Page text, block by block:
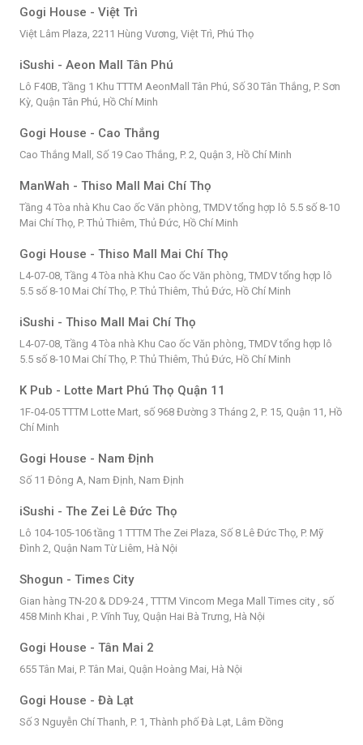
Gogi House - Việt Trì
Việt Lâm Plaza, 2211 Hùng Vương, Việt Trì, Phú Thọ
iSushi - Aeon Mall Tân Phú
Lô F40B, Tầng 1 Khu TTTM AeonMall Tân Phú, Số 30 Tân Thắng, P. Sơn
Kỳ, Quận Tân Phú, Hồ Chí Minh
Gogi House - Cao Thắng
Cao Thắng Mall, Số 19 Cao Thắng, P. 2, Quận 3, Hồ Chí Minh
ManWah - Thiso Mall Mai Chí Thọ
Tầng 4 Tòa nhà Khu Cao ốc Văn phòng, TMDV tổng hợp lô 5.5 số 8-10
Mai Chí Thọ, P. Thủ Thiêm, Thủ Đức, Hồ Chí Minh
Gogi House - Thiso Mall Mai Chí Thọ
L4-07-08, Tầng 4 Tòa nhà Khu Cao ốc Văn phòng, TMDV tổng hợp lô
5.5 số 8-10 Mai Chí Thọ, P. Thủ Thiêm, Thủ Đức, Hồ Chí Minh
iSushi - Thiso Mall Mai Chí Thọ
L4-07-08, Tầng 4 Tòa nhà Khu Cao ốc Văn phòng, TMDV tổng hợp lô
5.5 số 8-10 Mai Chí Thọ, P. Thủ Thiêm, Thủ Đức, Hồ Chí Minh
K Pub - Lotte Mart Phú Thọ Quận 11
1F-04-05 TTTM Lotte Mart, số 968 Đường 3 Tháng 2, P. 15, Quận 11, Hồ
Chí Minh
Gogi House - Nam Định
Số 11 Đông A, Nam Định, Nam Định
iSushi - The Zei Lê Đức Thọ
Lô 104-105-106 tầng 1 TTTM The Zei Plaza, Số 8 Lê Đức Thọ, P. Mỹ
Đình 2, Quận Nam Từ Liêm, Hà Nội
Shogun - Times City
Gian hàng TN-20 & DD9-24 , TTTM Vincom Mega Mall Times city , số
458 Minh Khai , P. Vĩnh Tuy, Quận Hai Bà Trưng, Hà Nội
Gogi House - Tân Mai 2
655 Tân Mai, P. Tân Mai, Quận Hoàng Mai, Hà Nội
Gogi House - Đà Lạt
Số 3 Nguyễn Chí Thanh, P. 1, Thành phố Đà Lạt, Lâm Đồng